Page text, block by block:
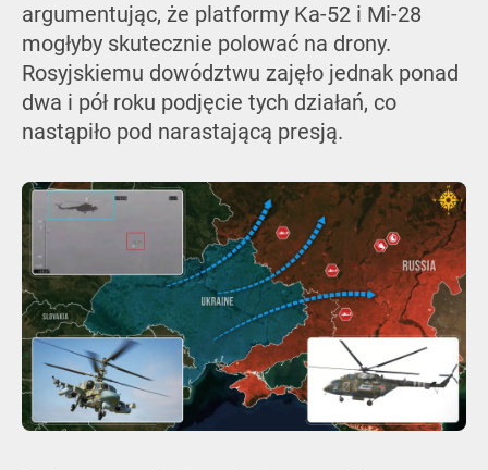
argumentując, że platformy Ka-52 i Mi-28
mogłyby skutecznie polować na drony.
Rosyjskiemu dowództwu zajęło jednak ponad
dwa i pół roku podjęcie tych działań, co
nastąpiło pod narastającą presją.